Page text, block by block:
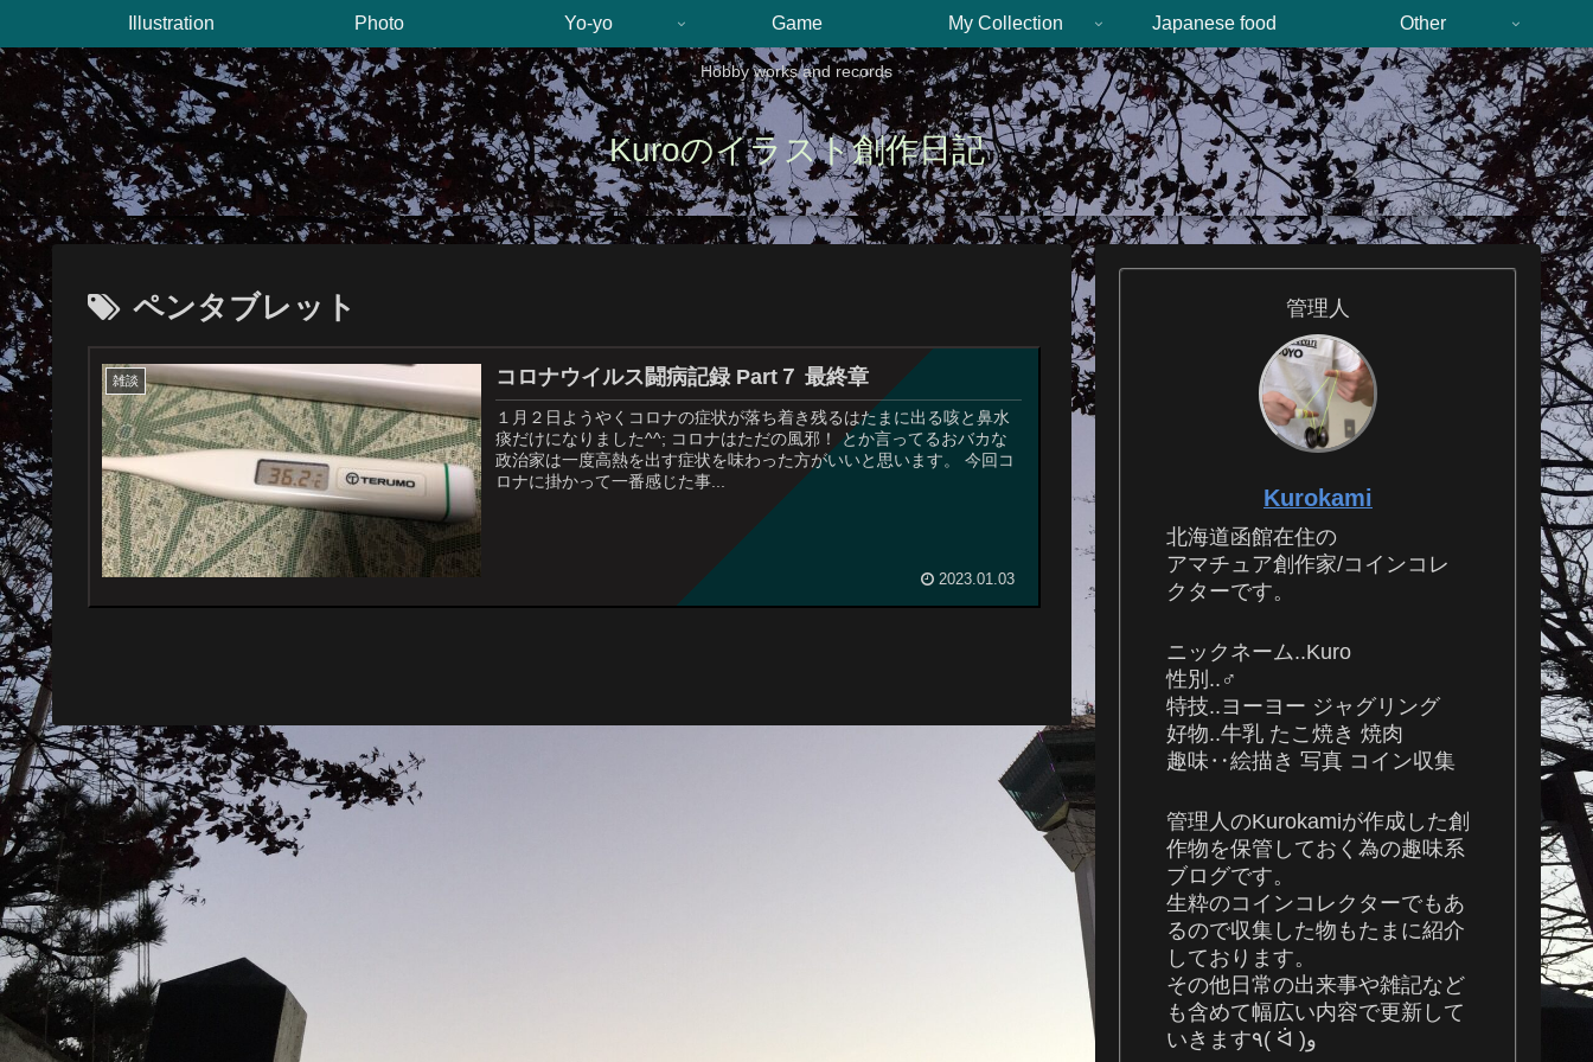
Hobby works and records
Kuroのイラスト創作日記
Illustration Photo Yo-yo Game My Collection Japanese food Other
ペンタブレット
雑談 コロナウイルス闘病記録 Part７ 最終章
１月２日ようやくコロナの症状が落ち着き残るはたまに出る咳と鼻水
痰だけになりました^^; コロナはただの風邪！ とか言ってるおバカな
政治家は一度高熱を出す症状を味わった方がいいと思います。 今回コ
ロナに掛かって一番感じた事...
2023.01.03
管理人
Kurokami
北海道函館在住の
アマチュア創作家/コインコレ
クターです。
ニックネーム..Kuro
性別..♂
特技..ヨーヨー ジャグリング
好物..牛乳 たこ焼き 焼肉
趣味‥絵描き 写真 コイン収集
管理人のKurokamiが作成した創
作物を保管しておく為の趣味系
ブログです。
生粋のコインコレクターでもあ
るので収集した物もたまに紹介
しております。
その他日常の出来事や雑記など
も含めて幅広い内容で更新して
いきます٩( ᐛ )و